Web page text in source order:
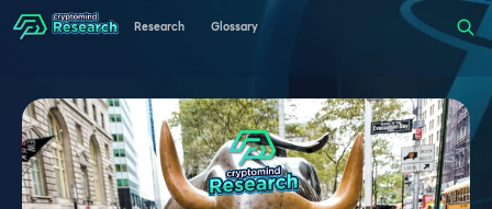
Research Glossary